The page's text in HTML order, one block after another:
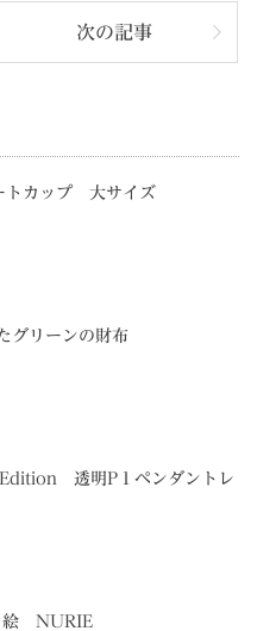
次の記事
トカップ 大サイズ
グリーンの財布
透明P１ペンダントレ
絵 NURIE